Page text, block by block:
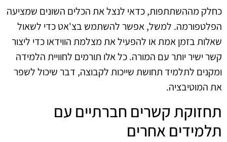
כחלק מההשתתפות, כדאי לנצל את הכלים השונים שמציעה
הפלטפורמה. למשל, אפשר להשתמש בצ'אט כדי לשאול
שאלות בזמן אמת או להפעיל את מצלמת הווידאו כדי ליצור
קשר ישיר יותר עם המורה. כל אלו תורמים לחוויית הלמידה
ומקנים לתלמיד תחושת שייכות לקבוצה, דבר שיכול לשפר
את המוטיבציה.
תחזוקת קשרים חברתיים עם
תלמידים אחרים